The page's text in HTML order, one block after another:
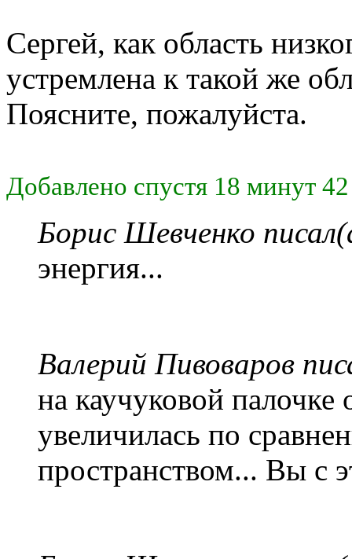
Сергей, как область
устремлена к такой же
Поясните, пожалуйста.
Добавлено спустя 18 минут
Борис Шевченко
энергия...
Валерий Пивоваров
на каучуковой палочке
увеличилась по
пространством... Вы с